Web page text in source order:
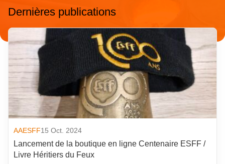
Dernières publications
AAESFF15 Oct. 2024
Lancement de la boutique en ligne Centenaire ESFF /
Livre Héritiers du Feux